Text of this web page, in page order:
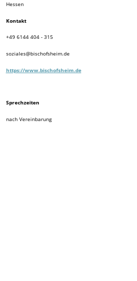
Hessen
Kontakt
+49 6144 404 - 315
soziales@bischofsheim.de
https://www.bischofsheim.de
Sprechzeiten
nach Vereinbarung